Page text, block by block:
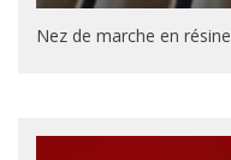
Nez de marche en résine